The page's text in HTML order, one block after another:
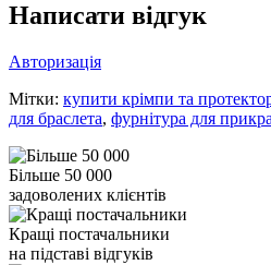
Написати відгук
Авторизація
Мітки: купити крімпи та
для браслета, фурнітура для
Більше 50 000
задоволених клієнтів
Кращі постачальники
на підставі відгуків